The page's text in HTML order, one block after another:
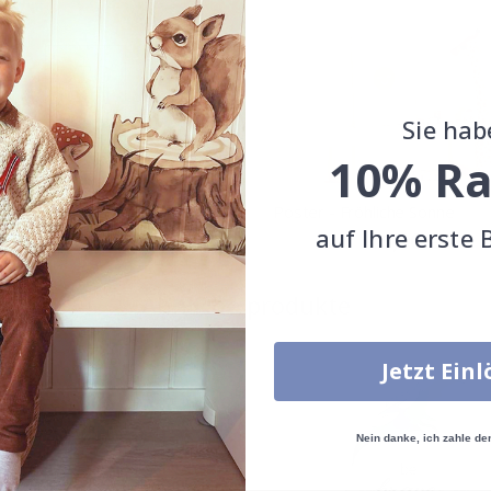
STOCKHOLM
Special
Price
11,00 € Special
Price
11,00 €
Ähnliche produkte
Sie
10%
auf Ihre erste
Jetzt
Nein danke, ich zahle